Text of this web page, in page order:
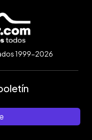
1999-2026